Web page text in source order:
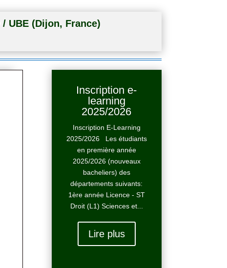
UBE (Dijon, France)
Inscription e-
learning
2025/2026
Inscription E-Learning
2025/2026 Les étudiants
en première année
2025/2026 (nouveaux
bacheliers) des
départements suivants:
1ère année Licence - ST
Droit (L1) Sciences et...
Lire plus